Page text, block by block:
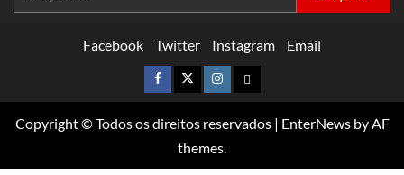
Facebook Twitter Instagram Email
Copyright © Todos os direitos reservados | EnterNewsby AF
themes.